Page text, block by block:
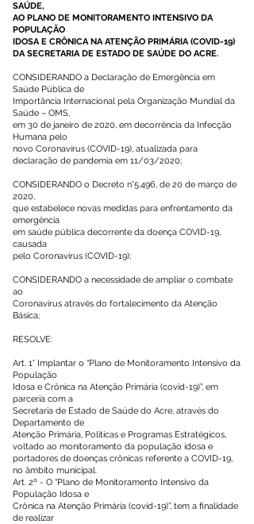
SAÚDE,
AO PLANO DE MONITORAMENTO INTENSIVO DA
POPULAÇÃO
IDOSA E CRÔNICA NA ATENÇÃO PRIMÁRIA (COVID-19)
DA SECRETARIA DE ESTADO DE SAÚDE DO ACRE.
CONSIDERANDO a Declaração de Emergência em
Saúde Pública de
Importância Internacional pela Organização Mundial da
Saúde – OMS,
em 30 de janeiro de 2020, em decorrência da Infecção
Humana pelo
novo Coronavírus (COVID-19), atualizada para
declaração de pandemia em 11/03/2020;
CONSIDERANDO o Decreto n°5.496, de 20 de março de
2020,
que estabelece novas medidas para enfrentamento da
emergência
em saúde pública decorrente da doença COVID-19,
causada
pelo Coronavírus (COVID-19);
CONSIDERANDO a necessidade de ampliar o combate
ao
Coronavírus através do fortalecimento da Atenção
Básica;
RESOLVE:
Art. 1° Implantar o “Plano de Monitoramento Intensivo da
População
Idosa e Crônica na Atenção Primária (covid-19)”, em
parceria com a
Secretaria de Estado de Saúde do Acre, através do
Departamento de
Atenção Primária, Políticas e Programas Estratégicos,
voltado ao monitoramento da população idosa e
portadores de doenças crônicas referente a COVID-19,
no âmbito municipal.
Art. 2º - O “Plano de Monitoramento Intensivo da
População Idosa e
Crônica na Atenção Primária (covid-19)”, tem a finalidade
de realizar